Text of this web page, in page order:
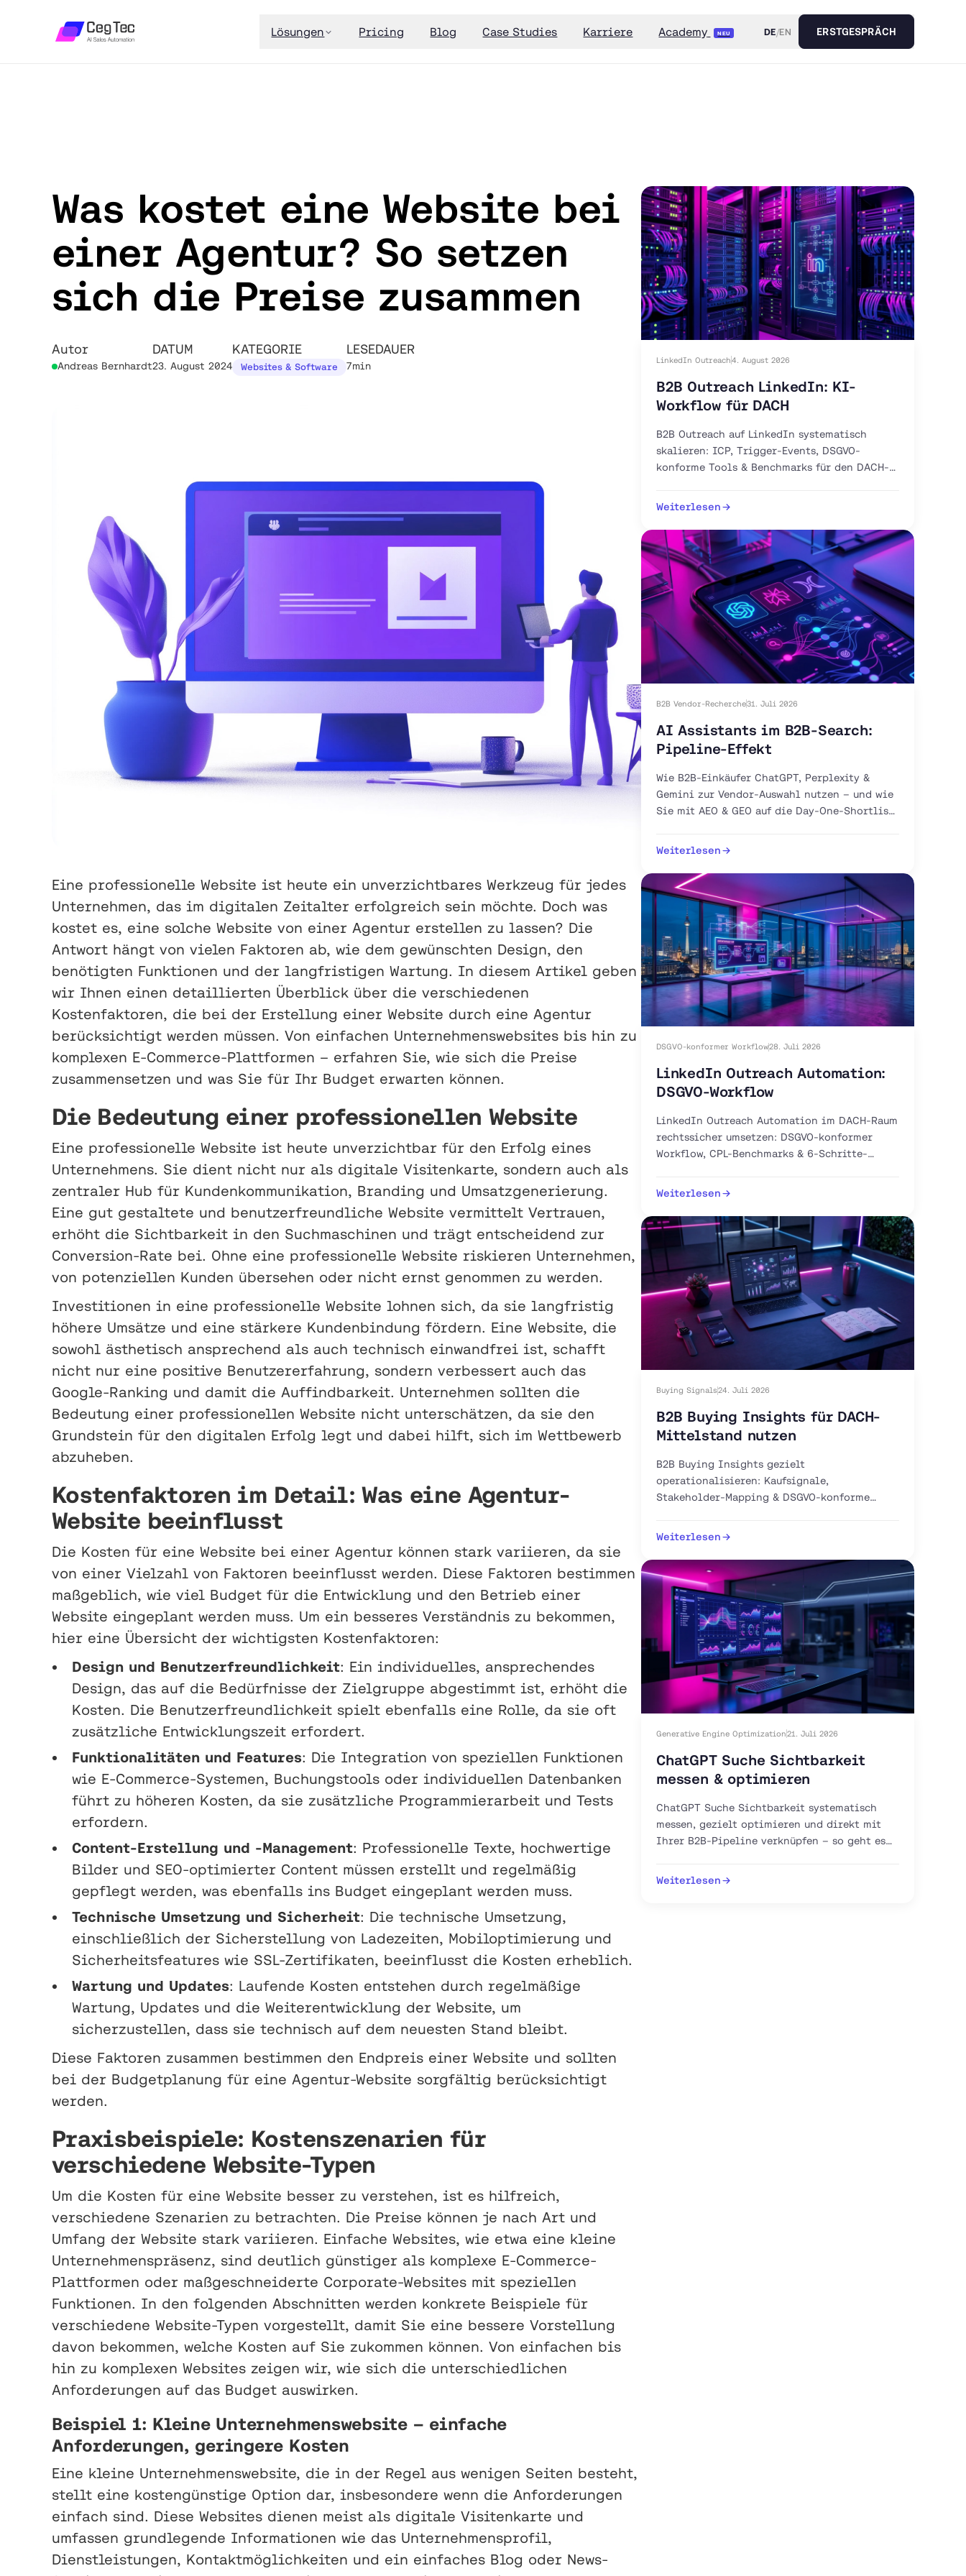
Lösungen Pricing Blog Case Studies Karriere Academy NEU DE/EN ERSTGESPRÄCH
Was kostet eine Website bei
einer Agentur? So setzen
sich die Preise zusammen
Autor
Andreas Bernhardt
DATUM
23. August 2024
KATEGORIE
Websites & Software
LESEDAUER
7min
Eine professionelle Website ist heute ein unverzichtbares Werkzeug für jedes
Unternehmen, das im digitalen Zeitalter erfolgreich sein möchte. Doch was
kostet es, eine solche Website von einer Agentur erstellen zu lassen? Die
Antwort hängt von vielen Faktoren ab, wie dem gewünschten Design, den
benötigten Funktionen und der langfristigen Wartung. In diesem Artikel geben
wir Ihnen einen detaillierten Überblick über die verschiedenen
Kostenfaktoren, die bei der Erstellung einer Website durch eine Agentur
berücksichtigt werden müssen. Von einfachen Unternehmenswebsites bis hin zu
komplexen E-Commerce-Plattformen – erfahren Sie, wie sich die Preise
zusammensetzen und was Sie für Ihr Budget erwarten können.
Die Bedeutung einer professionellen Website
Eine professionelle Website ist heute unverzichtbar für den Erfolg eines
Unternehmens. Sie dient nicht nur als digitale Visitenkarte, sondern auch als
zentraler Hub für Kundenkommunikation, Branding und Umsatzgenerierung.
Eine gut gestaltete und benutzerfreundliche Website vermittelt Vertrauen,
erhöht die Sichtbarkeit in den Suchmaschinen und trägt entscheidend zur
Conversion-Rate bei. Ohne eine professionelle Website riskieren Unternehmen,
von potenziellen Kunden übersehen oder nicht ernst genommen zu werden.
Investitionen in eine professionelle Website lohnen sich, da sie langfristig
höhere Umsätze und eine stärkere Kundenbindung fördern. Eine Website, die
sowohl ästhetisch ansprechend als auch technisch einwandfrei ist, schafft
nicht nur eine positive Benutzererfahrung, sondern verbessert auch das
Google-Ranking und damit die Auffindbarkeit. Unternehmen sollten die
Bedeutung einer professionellen Website nicht unterschätzen, da sie den
Grundstein für den digitalen Erfolg legt und dabei hilft, sich im Wettbewerb
abzuheben.
Kostenfaktoren im Detail: Was eine Agentur-
Website beeinflusst
Die Kosten für eine Website bei einer Agentur können stark variieren, da sie
von einer Vielzahl von Faktoren beeinflusst werden. Diese Faktoren bestimmen
maßgeblich, wie viel Budget für die Entwicklung und den Betrieb einer
Website eingeplant werden muss. Um ein besseres Verständnis zu bekommen,
hier eine Übersicht der wichtigsten Kostenfaktoren:
Design und Benutzerfreundlichkeit: Ein individuelles, ansprechendes
Design, das auf die Bedürfnisse der Zielgruppe abgestimmt ist, erhöht die
Kosten. Die Benutzerfreundlichkeit spielt ebenfalls eine Rolle, da sie oft
zusätzliche Entwicklungszeit erfordert.
Funktionalitäten und Features: Die Integration von speziellen Funktionen
wie E-Commerce-Systemen, Buchungstools oder individuellen Datenbanken
führt zu höheren Kosten, da sie zusätzliche Programmierarbeit und Tests
erfordern.
Content-Erstellung und -Management: Professionelle Texte, hochwertige
Bilder und SEO-optimierter Content müssen erstellt und regelmäßig
gepflegt werden, was ebenfalls ins Budget eingeplant werden muss.
Technische Umsetzung und Sicherheit: Die technische Umsetzung,
einschließlich der Sicherstellung von Ladezeiten, Mobiloptimierung und
Sicherheitsfeatures wie SSL-Zertifikaten, beeinflusst die Kosten erheblich.
Wartung und Updates: Laufende Kosten entstehen durch regelmäßige
Wartung, Updates und die Weiterentwicklung der Website, um
sicherzustellen, dass sie technisch auf dem neuesten Stand bleibt.
Diese Faktoren zusammen bestimmen den Endpreis einer Website und sollten
bei der Budgetplanung für eine Agentur-Website sorgfältig berücksichtigt
werden.
Praxisbeispiele: Kostenszenarien für
verschiedene Website-Typen
Um die Kosten für eine Website besser zu verstehen, ist es hilfreich,
verschiedene Szenarien zu betrachten. Die Preise können je nach Art und
Umfang der Website stark variieren. Einfache Websites, wie etwa eine kleine
Unternehmenspräsenz, sind deutlich günstiger als komplexe E-Commerce-
Plattformen oder maßgeschneiderte Corporate-Websites mit speziellen
Funktionen. In den folgenden Abschnitten werden konkrete Beispiele für
verschiedene Website-Typen vorgestellt, damit Sie eine bessere Vorstellung
davon bekommen, welche Kosten auf Sie zukommen können. Von einfachen bis
hin zu komplexen Websites zeigen wir, wie sich die unterschiedlichen
Anforderungen auf das Budget auswirken.
Beispiel 1: Kleine Unternehmenswebsite – einfache
Anforderungen, geringere Kosten
Eine kleine Unternehmenswebsite, die in der Regel aus wenigen Seiten besteht,
stellt eine kostengünstige Option dar, insbesondere wenn die Anforderungen
einfach sind. Diese Websites dienen meist als digitale Visitenkarte und
umfassen grundlegende Informationen wie das Unternehmensprofil,
Dienstleistungen, Kontaktmöglichkeiten und ein einfaches Blog oder News-
LinkedIn Outreach4. August 2026
B2B Outreach LinkedIn: KI-
Workflow für DACH
B2B Outreach auf LinkedIn systematisch
skalieren: ICP, Trigger-Events, DSGVO-
konforme Tools & Benchmarks für den DACH-
Weiterlesen
B2B Vendor-Recherche31. Juli 2026
AI Assistants im B2B-Search:
Pipeline-Effekt
Wie B2B-Einkäufer ChatGPT, Perplexity &
Gemini zur Vendor-Auswahl nutzen – und wie
Sie mit AEO & GEO auf die Day-One-Shortlist
Weiterlesen
DSGVO-konformer Workflow28. Juli 2026
LinkedIn Outreach Automation:
DSGVO-Workflow
LinkedIn Outreach Automation im DACH-Raum
rechtssicher umsetzen: DSGVO-konformer
Workflow, CPL-Benchmarks & 6-Schritte-
Weiterlesen
Buying Signals24. Juli 2026
B2B Buying Insights für DACH-
Mittelstand nutzen
B2B Buying Insights gezielt
operationalisieren: Kaufsignale,
Stakeholder-Mapping & DSGVO-konforme
Pipeline aufbauen.
Weiterlesen
Generative Engine Optimization21. Juli 2026
ChatGPT Suche Sichtbarkeit
messen & optimieren
ChatGPT Suche Sichtbarkeit systematisch
messen, gezielt optimieren und direkt mit
Ihrer B2B-Pipeline verknüpfen – so geht es
Weiterlesen